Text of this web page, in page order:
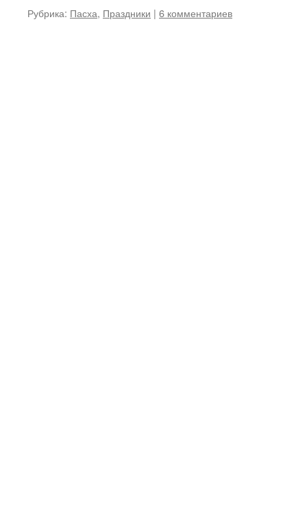
Рубрика: Пасха, Праздники | 6 комментариев